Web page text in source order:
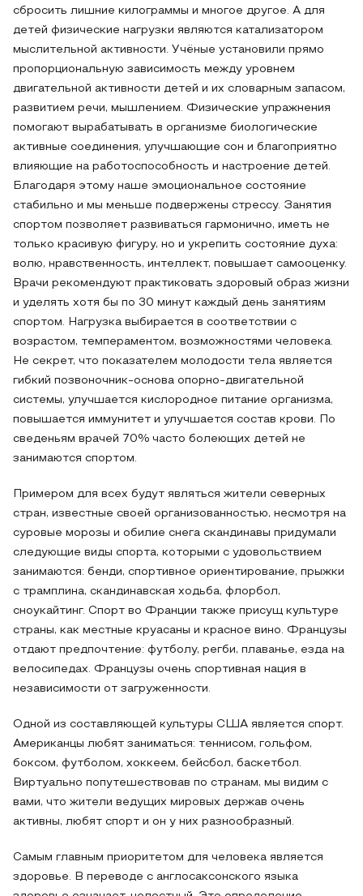
сбросить лишние килограммы и многое другое. А для
детей физические нагрузки являются катализатором
мыслительной активности. Учёные установили прямо
пропорциональную зависимость между уровнем
двигательной активности детей и их словарным запасом,
развитием речи, мышлением. Физические упражнения
помогают вырабатывать в организме биологические
активные соединения, улучшающие сон и благоприятно
влияющие на работоспособность и настроение детей.
Благодаря этому наше эмоциональное состояние
стабильно и мы меньше подвержены стрессу. Занятия
спортом позволяет развиваться гармонично, иметь не
только красивую фигуру, но и укрепить состояние духа:
волю, нравственность, интеллект, повышает самооценку.
Врачи рекомендуют практиковать здоровый образ жизни
и уделять хотя бы по 30 минут каждый день занятиям
спортом. Нагрузка выбирается в соответствии с
возрастом, темпераментом, возможностями человека.
Не секрет, что показателем молодости тела является
гибкий позвоночник-основа опорно-двигательной
системы, улучшается кислородное питание организма,
повышается иммунитет и улучшается состав крови. По
сведеньям врачей 70% часто болеющих детей не
занимаются спортом.
Примером для всех будут являться жители северных
стран, известные своей организованностью, несмотря на
суровые морозы и обилие снега скандинавы придумали
следующие виды спорта, которыми с удовольствием
занимаются: бенди, спортивное ориентирование, прыжки
с трамплина, скандинавская ходьба, флорбол,
сноукайтинг. Спорт во Франции также присущ культуре
страны, как местные круасаны и красное вино. Французы
отдают предпочтение: футболу, регби, плаванье, езда на
велосипедах. Французы очень спортивная нация в
независимости от загруженности.
Одной из составляющей культуры США является спорт.
Американцы любят заниматься: теннисом, гольфом,
боксом, футболом, хоккеем, бейсбол, баскетбол.
Виртуально попутешествовав по странам, мы видим с
вами, что жители ведущих мировых держав очень
активны, любят спорт и он у них разнообразный.
Самым главным приоритетом для человека является
здоровье. В переводе с англосаксонского языка